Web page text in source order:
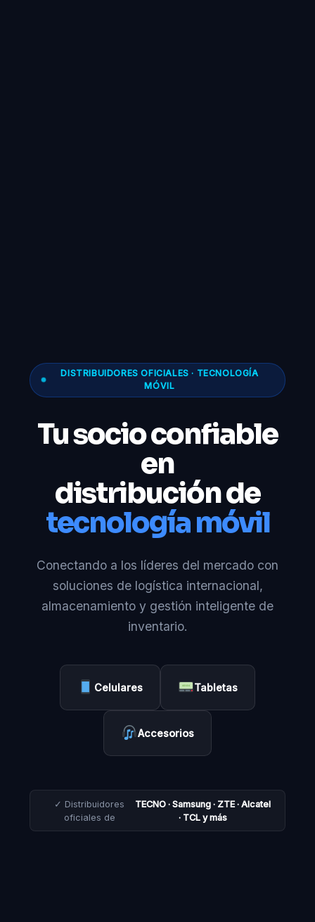
DISTRIBUIDORES OFICIALES · TECNOLOGÍA
MÓVIL
Tu socio confiable
en
distribución de
tecnología móvil
Conectando a los líderes del mercado con
soluciones de logística internacional,
almacenamiento y gestión inteligente de
inventario.
Celulares Tabletas
Accesorios
✓ Distribuidores
oficiales de
TECNO · Samsung · ZTE · Alcatel
· TCL y más